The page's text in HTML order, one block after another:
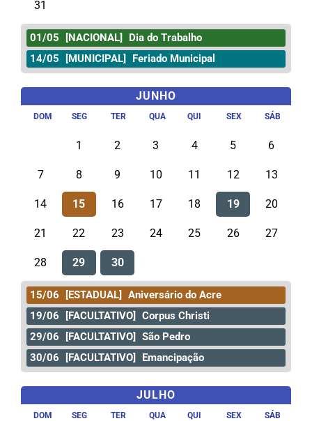
31
01/05 [NACIONAL]
Dia do Trabalho
14/05
[MUNICIPAL] Feriado Municipal
JUNHO
DOM SEG TER QUA QUI SEX SÁB
1 2 3 4 5 6
7 8 9 10 11 12 13
14 15 16 17 18 19 20
21 22 23 24 25 26 27
28 29 30
15/06 [ESTADUAL]
Aniversário do Acre
19/06
[FACULTATIVO]
Corpus Christi
29/06
[FACULTATIVO]
São Pedro
30/06
[FACULTATIVO] Emancipação
JULHO
DOM SEG TER QUA QUI SEX SÁB